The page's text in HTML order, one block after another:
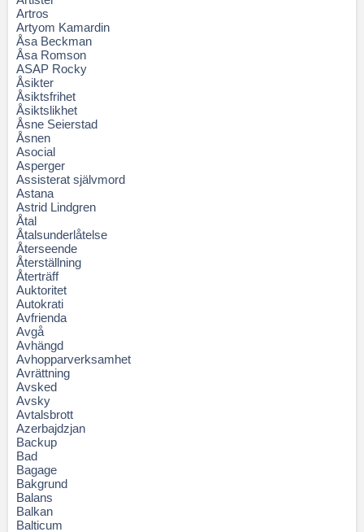
Artros
Artyom Kamardin
Åsa Beckman
Åsa Romson
ASAP Rocky
Åsikter
Åsiktsfrihet
Åsiktslikhet
Åsne Seierstad
Åsnen
Asocial
Asperger
Assisterat självmord
Astana
Astrid Lindgren
Åtal
Åtalsunderlåtelse
Återseende
Återställning
Återträff
Auktoritet
Autokrati
Avfrienda
Avgå
Avhängd
Avhopparverksamhet
Avrättning
Avsked
Avsky
Avtalsbrott
Azerbajdzjan
Backup
Bad
Bagage
Bakgrund
Balans
Balkan
Balticum